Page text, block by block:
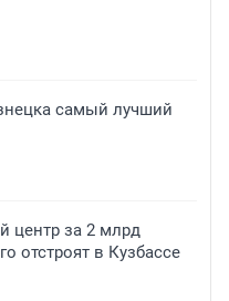
самый лучший
центр за 2 млрд
отстроят в Кузбассе